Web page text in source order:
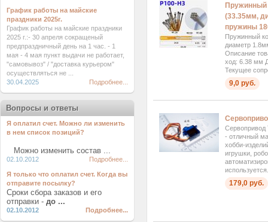
Пружинный
(33.35мм,
пружины
Пружинный
диаметр
Описание
ход: 6.38 мм
Текущее
9,0 руб.
Сервопривод
- отличный
хобби-
игрушки,
179,0 руб.
График работы на майские
праздники 2025г.
График работы на майские праздники
2025 г.:- 30 апреля сокращеный
предпраздничный день на 1 час. - 1
мая - 4 мая пункт выдачи не работает,
"самовывоз" / "доставка курьером"
осуществляться не ...
30.04.2025
Подробнее...
Вопросы и ответы
Я оплатил счет. Можно ли изменить
в нем список позиций?
Можно изменить состав ...
02.10.2012 Подробнее...
Я только что оплатил счет. Когда вы
отправите посылку?
Сроки сбора заказов и его
отправки - до ...
02.10.2012 Подробнее...